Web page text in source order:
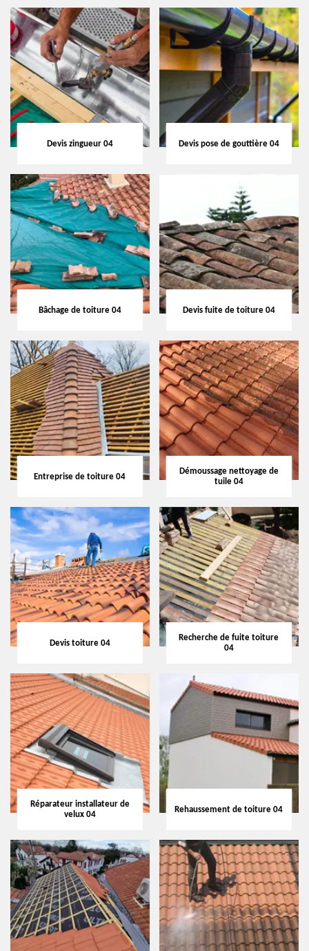
Devis zingueur 04 Devis pose de gouttière 04
Bâchage de toiture 04 Devis fuite de toiture 04
Entreprise de toiture 04
Démoussage nettoyage de
tuile 04
Devis toiture 04
Recherche de fuite toiture
04
Réparateur installateur de
velux 04
Rehaussement de toiture 04